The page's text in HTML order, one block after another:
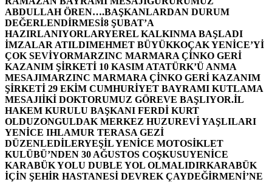
ABDULLAH ÖREN….BAŞKANLARDAN DURUM
DEĞERLENDİRMESİ8 ŞUBAT’A
HAZIRLANIYORLARYEREL KALKINMA BAŞLADI
İMZALAR ATILDIMEHMET BÜYÜKKOÇAK YENİCE’Yİ
ÇOK SEVİYORMARZINC MARMARA ÇİNKO GERİ
KAZANIM ŞİRKETİ 10 KASIM ATATÜRK’Ü ANMA
MESAJIMARZINC MARMARA ÇİNKO GERİ KAZANIM
ŞİRKETİ 29 EKİM CUMHURİYET BAYRAMI KUTLAMA
MESAJIİKİ DOKTORUMUZ GÖREVE BAŞLIYOR.İL
HAKEM KURULU BAŞKANI FERDİ KURT
OLDUZONGULDAK MERKEZ HUZUREVİ YAŞLILARI
YENİCE IHLAMUR TERASA GEZİ
DÜZENLEDİLERYEŞİL YENİCE MOTOSİKLET
KULÜBÜ’NDEN 30 AĞUSTOS COŞKUSUYENİCE
KARABÜK YOLU DUBLE YOL OLMALIDIRKARABÜK
İÇİN ŞEHİR HASTANESİ DEVREK ÇAYDEĞİRMENİ’NE